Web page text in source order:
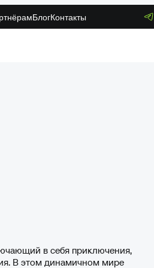
БлогКонтакты
в себя приключения,
В этом динамичном мире